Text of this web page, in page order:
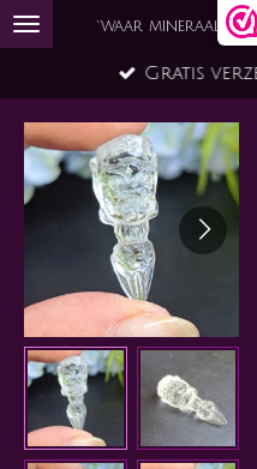
Ga
de
hoofdinhoud
`waar mineraal en
Gratis